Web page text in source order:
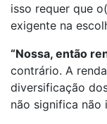
isso requer que
exigente na
“Nossa, então
contrário. A
diversificação
não significa não